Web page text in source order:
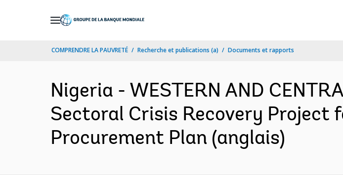
COMPRENDRE LA PAUVRETÉ Recherche et publications (a) Documents et rapports
Nigeria - WESTERN AND
Sectoral Crisis Recovery Project
Procurement Plan (anglais)